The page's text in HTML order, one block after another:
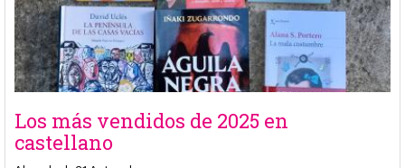
Los más vendidos de 2025 en
castellano